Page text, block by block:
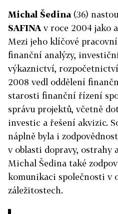
Michal Šedina(36)
SAFINA v roce 2004 jako
Mezi jeho klíčové
finanční analýzy,
výkaznictví,
2008 vedl oddělení
starosti finanční řízení
správu projektů, včetně
investic a řešení akvizic.
náplně byla i
v oblasti dopravy, ostrahy
Michal Šedina také
komunikaci společnosti v
záležitostech.